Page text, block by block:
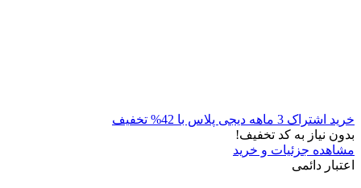
خرید اشتراک 3 ماهه دیجی پلاس با 42% تخفیف
بدون نیاز به کد تخفیف!
مشاهده جزئیات و خرید
اعتبار دائمی